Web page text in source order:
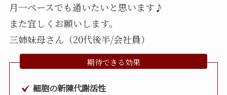
月一ペースでも通いたいと思います♪
また宜しくお願いします。
三姉妹母さん（20代後半/会社員）
期待できる効果
細胞の新陳代謝活性